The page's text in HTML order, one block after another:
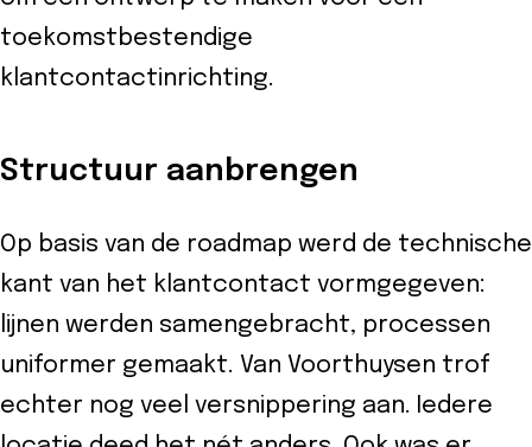
toekomstbestendige
klantcontactinrichting.
Structuur aanbrengen
Op basis van de roadmap werd de technische
kant van het klantcontact vormgegeven:
lijnen werden samengebracht, processen
uniformer gemaakt. Van Voorthuysen trof
echter nog veel versnippering aan. Iedere